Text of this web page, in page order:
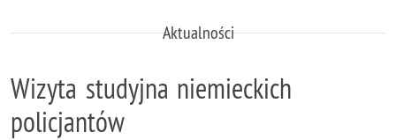
Aktualności
Wizyta studyjna niemieckich
policjantów